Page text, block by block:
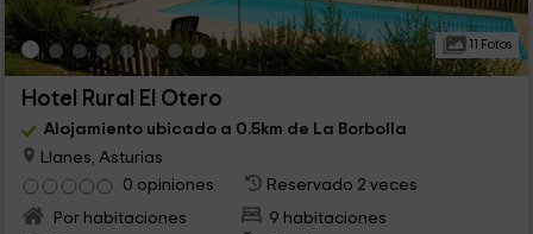
11 Fotos
Hotel Rural El Otero
Alojamiento ubicado a 0.5km de La Borbolla
Llanes, Asturias
0 opiniones
Reservado 2 veces
Por habitaciones
9 habitaciones